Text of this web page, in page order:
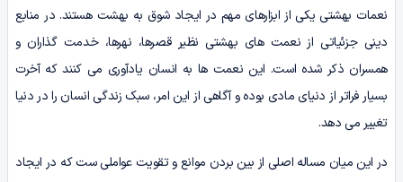
نعمات بهشتی یکی از ابزارهای مهم در ایجاد شوق به بهشت هستند. در منابع
دینی جزئیاتی از نعمت های بهشتی نظیر قصرها، نهرها، خدمت گذاران و
همسران ذکر شده است. این نعمت ها به انسان یادآوری می کنند که آخرت
بسیار فراتر از دنیای مادی بوده و آگاهی از این امر، سبک زندگی انسان را در دنیا
تغییر می دهد.
در این میان مساله اصلی از بین بردن موانع و تقویت عواملی ست که در ایجاد